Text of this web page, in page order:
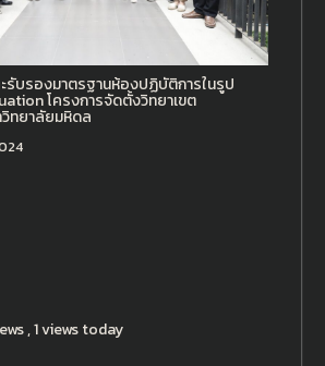
รับรองมาตรฐานห้องปฏิบัติการในรูป
โครงการจัดตั้งวิทยาเขต
ทยาลัยมหิดล
, 1 views today